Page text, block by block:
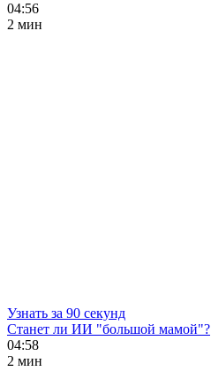
04:56
2 мин
Узнать за 90 секунд
Станет ли ИИ "большой мамой"?
04:58
2 мин